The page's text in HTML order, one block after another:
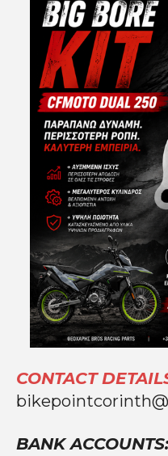
CONTACT
BANK ACCOUNTS: